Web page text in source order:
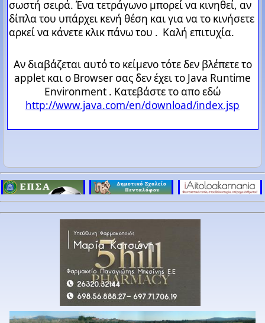
σωστή σειρά. Ένα τετράγωνο μπορεί να κινηθεί, αν
δίπλα του υπάρχει κενή θέση και για να το κινήσετε
αρκεί να κάνετε κλικ πάνω του . Καλή επιτυχία.
Αν διαβάζεται αυτό το κείμενο τότε δεν βλέπετε το
applet και ο Browser σας δεν έχει το Java Runtime
Environment . Κατεβάστε το απο εδώ
http://www.java.com/en/download/index.jsp